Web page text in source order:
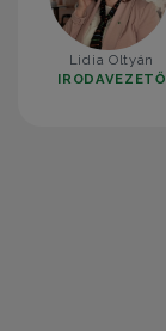
Lidia Oltyán
IRODAVEZETŐ